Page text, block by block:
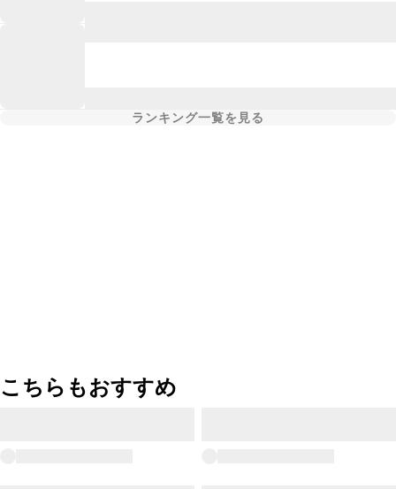
ランキング一覧を見る
こちらもおすすめ